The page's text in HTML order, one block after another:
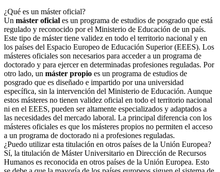
¿Qué es un máster oficial?
Un máster oficial es un programa de estudios de posgrado que está
regulado y reconocido por el Ministerio de Educación de un país.
Este tipo de máster tiene validez en todo el territorio nacional y en
los países del Espacio Europeo de Educación Superior (EEES). Los
másteres oficiales son necesarios para acceder a un programa de
doctorado y para ejercer en determinadas profesiones reguladas. Por
otro lado, un máster propio es un programa de estudios de
posgrado que es diseñado e impartido por una universidad
específica, sin la intervención del Ministerio de Educación. Aunque
estos másteres no tienen validez oficial en todo el territorio nacional
ni en el EEES, pueden ser altamente especializados y adaptados a
las necesidades del mercado laboral. La principal diferencia con los
másteres oficiales es que los másteres propios no permiten el acceso
a un programa de doctorado ni a profesiones reguladas.
¿Puedo utilizar esta titulación en otros países de la Unión Europea?
Sí, la titulación de Máster Universitario en Dirección de Recursos
Humanos es reconocida en otros países de la Unión Europea. Esto